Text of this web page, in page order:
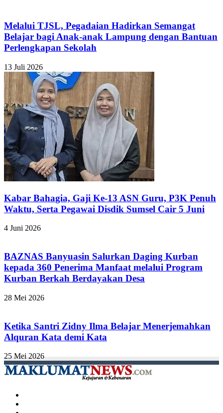
Melalui TJSL, Pegadaian Hadirkan Semangat
Belajar bagi Anak-anak Lampung dengan Bantuan
Perlengkapan Sekolah
13 Juli 2026
Kabar Bahagia, Gaji Ke-13 ASN Guru, P3K Penuh
Waktu, Serta Pegawai Disdik Sumsel Cair 5 Juni
4 Juni 2026
BAZNAS Banyuasin Salurkan Daging Kurban
kepada 360 Penerima Manfaat melalui Program
Kurban Berkah Berdayakan Desa
28 Mei 2026
Ketika Santri Zidny Ilma Belajar Menerjemahkan
Alquran Kata demi Kata
25 Mei 2026